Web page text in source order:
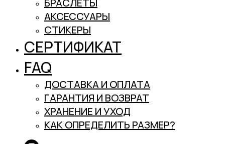
БРАСЛЕТЫ
АКСЕССУАРЫ
СТИКЕРЫ
СЕРТИФИКАТ
FAQ
ДОСТАВКА И ОПЛАТА
ГАРАНТИЯ И ВОЗВРАТ
ХРАНЕНИЕ И УХОД
КАК ОПРЕДЕЛИТЬ РАЗМЕР?